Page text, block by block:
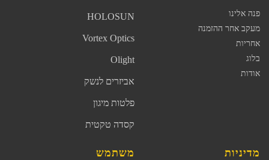
פנה אלינו
מעקב אחר ההזמנה
אחריות
בלוג
אודות
HOLOSUN
Vortex Optics
Olight
אביזרים לנשק
פלטות מיגון
קסדה טקטית
מדיניות משתמש